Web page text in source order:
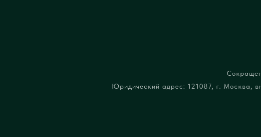
Юридический адрес: 121087, г. Москва,